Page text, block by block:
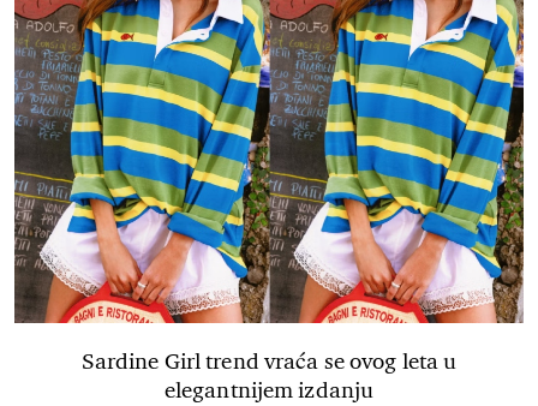
Sardine Girl trend vraća se ovog leta u
elegantnijem izdanju